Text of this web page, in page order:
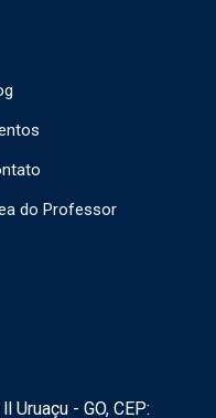
do Professor
Uruaçu - GO, CEP: